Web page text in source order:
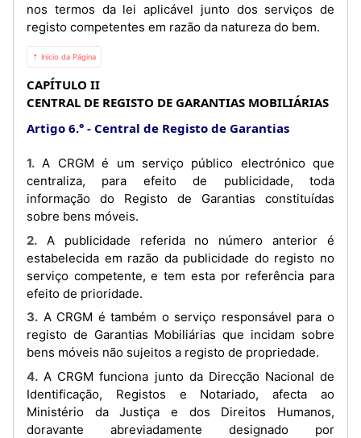
nos termos da lei aplicável junto dos serviços de
registo competentes em razão da natureza do bem.
⇡ Início da Página
CAPÍTULO II
CENTRAL DE REGISTO DE GARANTIAS MOBILIÁRIAS
Artigo 6.°
Central de Registo de Garantias
1. A CRGM é um serviço público electrónico que
centraliza, para efeito de publicidade, toda
informação do Registo de Garantias constituídas
sobre bens móveis.
2. A publicidade referida no número anterior é
estabelecida em razão da publicidade do registo no
serviço competente, e tem esta por referência para
efeito de prioridade.
3. A CRGM é também o serviço responsável para o
registo de Garantias Mobiliárias que incidam sobre
bens móveis não sujeitos a registo de propriedade.
4. A CRGM funciona junto da Direcção Nacional de
Identificação, Registos e Notariado, afecta ao
Ministério da Justiça e dos Direitos Humanos,
doravante abreviadamente designado por